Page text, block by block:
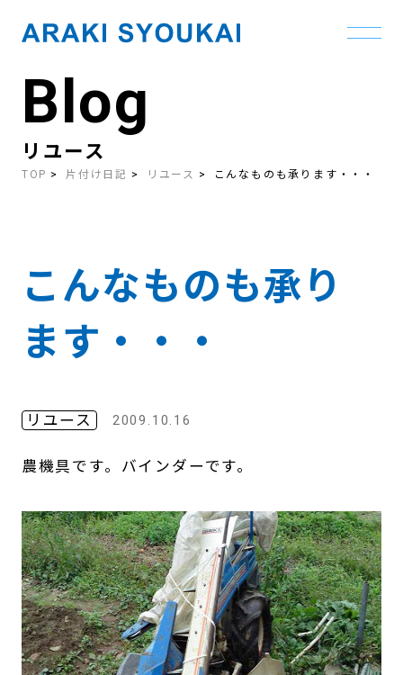
contentBlog
リユース
TOP 片付け日記 リユース こんなものも承ります・・・
こんなものも承り
ます・・・
リユース 2009.10.16
農機具です。バインダーです。